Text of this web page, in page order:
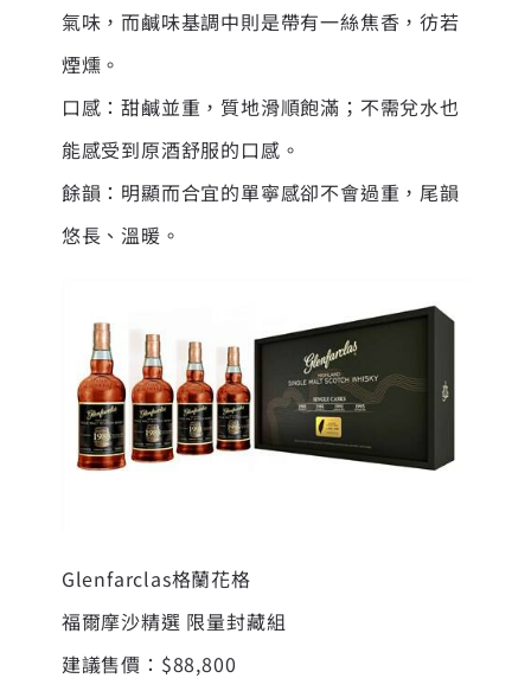
氣味，而鹹味基調中則是帶有一絲焦香，彷若
煙燻。
口感：甜鹹並重，質地滑順飽滿；不需兌水也
能感受到原酒舒服的口感。
餘韻：明顯而合宜的單寧感卻不會過重，尾韻
悠長、溫暖。
Glenfarclas格蘭花格
福爾摩沙精選 限量封藏組
建議售價：$88,800